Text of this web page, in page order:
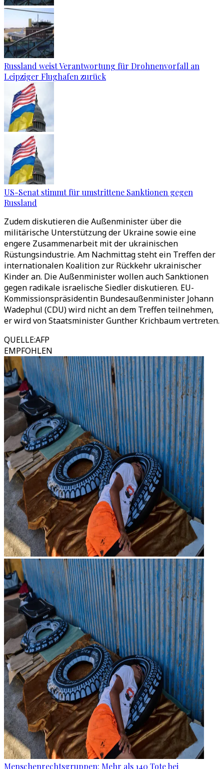
Russland weist Verantwortung für Drohnenvorfall an
Leipziger Flughafen zurück
US-Senat stimmt für umstrittene Sanktionen gegen
Russland
Zudem diskutieren die Außenminister über die
militärische Unterstützung der Ukraine sowie eine
engere Zusammenarbeit mit der ukrainischen
Rüstungsindustrie. Am Nachmittag steht ein Treffen der
internationalen Koalition zur Rückkehr ukrainischer
Kinder an. Die Außenminister wollen auch Sanktionen
gegen radikale israelische Siedler diskutieren. EU-
Kommissionspräsidentin Bundesaußenminister Johann
Wadephul (CDU) wird nicht an dem Treffen teilnehmen,
er wird von Staatsminister Gunther Krichbaum vertreten.
QUELLE:AFP
EMPFOHLEN
Menschenrechtsgruppen: Mehr als 140 Tote bei